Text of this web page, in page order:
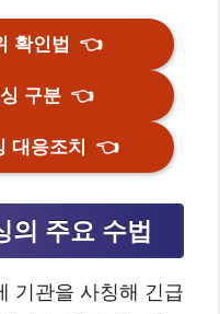
확인법👈
싱 구분👈
대응조치👈
의 주요 수법
기관을 사칭해 긴급